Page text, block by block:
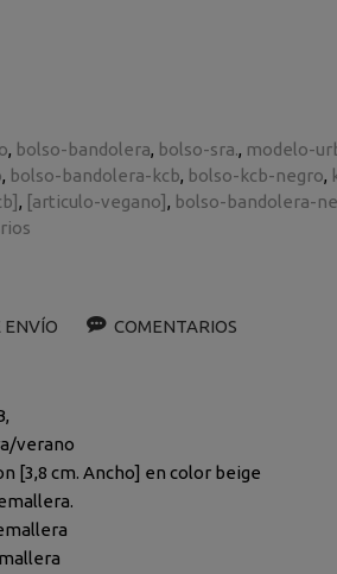
bolso-bandolera bolso-sra. modelo-
bolso-bandolera-kcb bolso-kcb-negro
[articulo-vegano] bolso-bandolera-
ENVÍO COMENTARIOS
verano
[3,8 cm. Ancho] en color beige